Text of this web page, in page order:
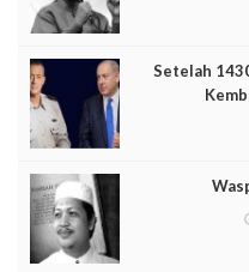
Setelah